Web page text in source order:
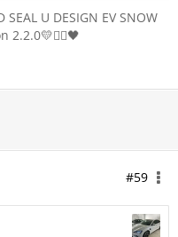
U DESIGN EV SNOW
2.2.0💛❤️‍🔥🖤
#59